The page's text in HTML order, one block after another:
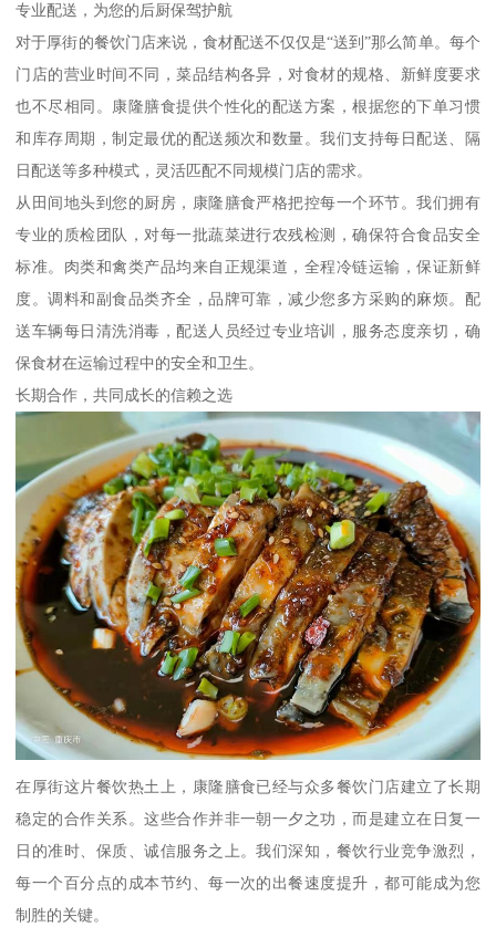
专业配送，为您的后厨保驾护航
对于厚街的餐饮门店来说，食材配送不仅仅是“送到”那么简单。每个
门店的营业时间不同，菜品结构各异，对食材的规格、新鲜度要求
也不尽相同。康隆膳食提供个性化的配送方案，根据您的下单习惯
和库存周期，制定最优的配送频次和数量。我们支持每日配送、隔
日配送等多种模式，灵活匹配不同规模门店的需求。
从田间地头到您的厨房，康隆膳食严格把控每一个环节。我们拥有
专业的质检团队，对每一批蔬菜进行农残检测，确保符合食品安全
标准。肉类和禽类产品均来自正规渠道，全程冷链运输，保证新鲜
度。调料和副食品类齐全，品牌可靠，减少您多方采购的麻烦。配
送车辆每日清洗消毒，配送人员经过专业培训，服务态度亲切，确
保食材在运输过程中的安全和卫生。
长期合作，共同成长的信赖之选
在厚街这片餐饮热土上，康隆膳食已经与众多餐饮门店建立了长期
稳定的合作关系。这些合作并非一朝一夕之功，而是建立在日复一
日的准时、保质、诚信服务之上。我们深知，餐饮行业竞争激烈，
每一个百分点的成本节约、每一次的出餐速度提升，都可能成为您
制胜的关键。